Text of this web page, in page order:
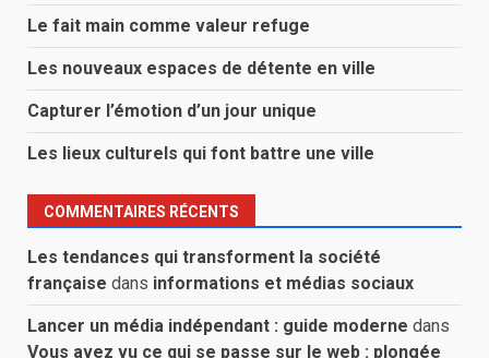
Le fait main comme valeur refuge
Les nouveaux espaces de détente en ville
Capturer l’émotion d’un jour unique
Les lieux culturels qui font battre une ville
COMMENTAIRES RÉCENTS
Les tendances qui transforment la société
française dans informations et médias sociaux
Lancer un média indépendant : guide moderne dans
Vous avez vu ce qui se passe sur le web : plongée